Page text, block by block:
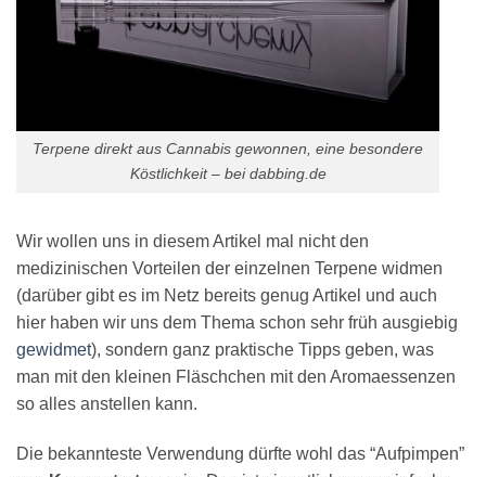
Terpene direkt aus Cannabis gewonnen, eine besondere
Köstlichkeit – bei dabbing.de
Wir wollen uns in diesem Artikel mal nicht den
medizinischen Vorteilen der einzelnen Terpene widmen
(darüber gibt es im Netz bereits genug Artikel und auch
hier haben wir uns dem Thema schon sehr früh ausgiebig
gewidmet), sondern ganz praktische Tipps geben, was
man mit den kleinen Fläschchen mit den Aromaessenzen
so alles anstellen kann.
Die bekannteste Verwendung dürfte wohl das “Aufpimpen”